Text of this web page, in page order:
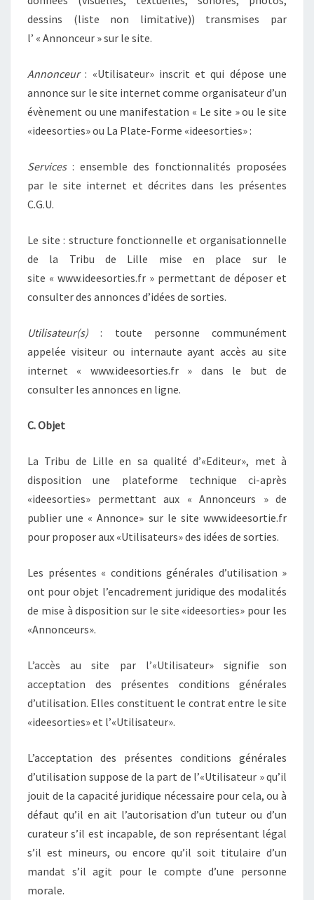
dessins (liste non limitative)) transmises par
l’ « Annonceur » sur le site.
Annonceur: «Utilisateur» inscrit et qui dépose une
annonce sur le site internet comme organisateur d’un
évènement ou une manifestation « Le site » ou le site
«ideesorties» ou La Plate-Forme «ideesorties» :
Services: ensemble des fonctionnalités proposées
par le site internet et décrites dans les présentes
C.G.U.
Le site : structure fonctionnelle et organisationnelle
de la Tribu de Lille mise en place sur le
site « www.ideesorties.fr » permettant de déposer et
consulter des annonces d’idées de sorties.
Utilisateur(s) : toute personne communément
appelée visiteur ou internaute ayant accès au site
internet « www.ideesorties.fr » dans le but de
consulter les annonces en ligne.
C. Objet
La Tribu de Lille en sa qualité d’«Editeur», met à
disposition une plateforme technique ci-après
«ideesorties» permettant aux « Annonceurs » de
publier une « Annonce» sur le site www.ideesortie.fr
pour proposer aux «Utilisateurs» des idées de sorties.
Les présentes « conditions générales d’utilisation »
ont pour objet l’encadrement juridique des modalités
de mise à disposition sur le site «ideesorties» pour les
«Annonceurs».
L’accès au site par l’«Utilisateur» signifie son
acceptation des présentes conditions générales
d’utilisation. Elles constituent le contrat entre le site
«ideesorties» et l’«Utilisateur».
L’acceptation des présentes conditions générales
d’utilisation suppose de la part de l’«Utilisateur » qu’il
jouit de la capacité juridique nécessaire pour cela, ou à
défaut qu’il en ait l’autorisation d’un tuteur ou d’un
curateur s’il est incapable, de son représentant légal
s’il est mineurs, ou encore qu’il soit titulaire d’un
mandat s’il agit pour le compte d’une personne
morale.